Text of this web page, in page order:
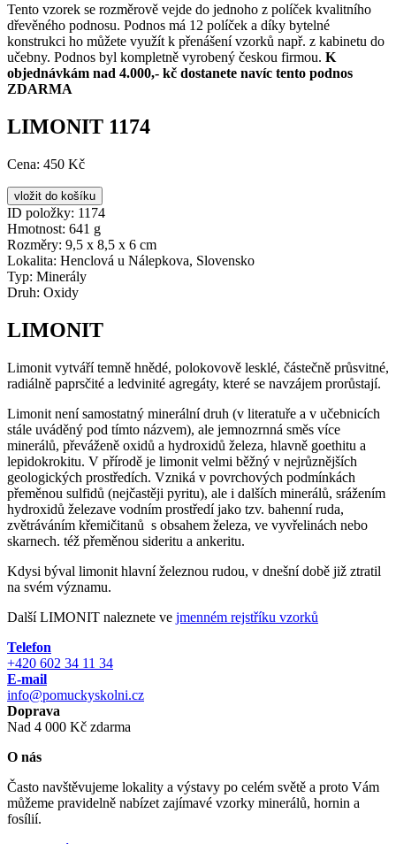
Tento vzorek se rozměrově vejde do jednoho z políček kvalitního
dřevěného podnosu. Podnos má 12 políček a díky bytelné
konstrukci ho můžete využít k přenášení vzorků např. z kabinetu do
učebny. Podnos byl kompletně vyrobený českou firmou. K
objednávkám nad 4.000,- kč dostanete navíc tento podnos
ZDARMA
LIMONIT 1174
Cena: 450 Kč
ID položky: 1174
Hmotnost: 641 g
Rozměry: 9,5 x 8,5 x 6 cm
Lokalita: Henclová u Nálepkova, Slovensko
Typ: Minerály
Druh: Oxidy
LIMONIT
Limonit vytváří temně hnědé, polokovově lesklé, částečně průsvitné,
radiálně paprsčité a ledvinité agregáty, které se navzájem prorůstají.
Limonit není samostatný minerální druh (v literatuře a v učebnicích
stále uváděný pod tímto názvem), ale jemnozrnná směs více
minerálů, převáženě oxidů a hydroxidů železa, hlavně goethitu a
lepidokrokitu. V přírodě je limonit velmi běžný v nejrůznějších
geologických prostředích. Vzniká v povrchových podmínkách
přeměnou sulfidů (nejčastěji pyritu), ale i dalších minerálů, srážením
hydroxidů železave vodním prostředí jako tzv. bahenní ruda,
zvětráváním křemičitanů s obsahem železa, ve vyvřelinách nebo
skarnech. též přeměnou sideritu a ankeritu.
Kdysi býval limonit hlavní železnou rudou, v dnešní době již ztratil
na svém významu.
Další LIMONIT naleznete ve jmenném rejstříku vzorků
Telefon
+420 602 34 11 34
E-mail
info@pomuckyskolni.cz
Doprava
Nad 4 000 Kč zdarma
O nás
Často navštěvujeme lokality a výstavy po celém světě a proto Vám
můžeme pravidelně nabízet zajímavé vzorky minerálů, hornin a
fosílií.